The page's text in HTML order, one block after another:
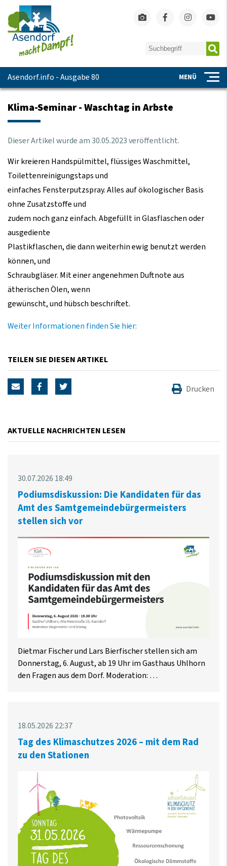
Asendorf.info - Ausgabe 80 MENÜ
Klima-Seminar - Waschtag in Arbste
Dieser Artikel wurde am30.05.2023veröffentlicht.
Wir kreieren Handspülmittel, flüssiges Waschmittel,
Toilettenreinigungstaps und
einfaches Fensterputzspray. Alles auf ökologischer Basis
ohne Zusatzstoffe und
zudem noch ganz einfach. Abgefüllt in Glasflaschen oder
ausgediente
Plastikflaschen, die dann weiterhin ewig benutzt werden
können, und
Schraubgläser. Mit einer angenehmen Duftnote aus
ätherischen Ölen, wenn
gewünscht, und hübsch beschriftet.
Weiter Informationen finden Sie hier:
TEILEN SIE DIESEN ARTIKEL
Drucken
AKTUELLE NACHRICHTEN LESEN
30.07.2026 18:49
Podiumsdiskussion: Die Kandidaten für das
Amt des Samtgemeindebürgermeisters
stellen sich vor
Dietmar Fischer und Lars Bierfischer stellen sich am
Donnerstag, 6. August, ab 19 Uhr im Gasthaus Uhlhorn
den Fragen aus dem Dorf. Moderation: …
18.05.2026 22:37
Tag des Klimaschutzes 2026 – mit dem Rad
zu den Stationen